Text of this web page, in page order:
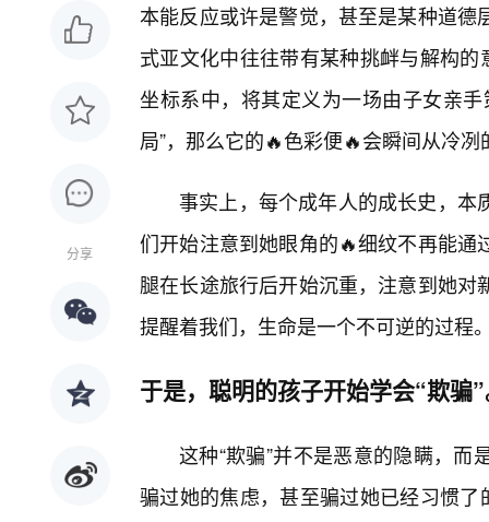
分享
本能反应或许是警觉，甚至是某种道
式亚文化中往往带有某种挑衅与解构
坐标系中，将其定义为一场由子女亲
局”，那么它的🔥色彩便🔥会瞬间从冷
事实上，每个成年人的成长史，本
们开始注意到她眼角的🔥细纹不再能
腿在长途旅行后开始沉重，注意到她
提醒着我们，生命是一个不可逆的过程
于是，聪明的孩子开始学会“欺骗
这种“欺骗”并不是恶意的隐瞒，
骗过她的焦虑，甚至骗过她已经习惯